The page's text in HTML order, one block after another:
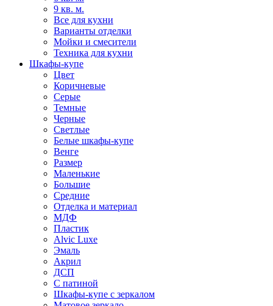
9 кв. м.
Все для кухни
Варианты отделки
Мойки и смесители
Техника для кухни
Шкафы-купе
Цвет
Коричневые
Серые
Темные
Черные
Светлые
Белые шкафы-купе
Венге
Размер
Маленькие
Большие
Средние
Отделка и материал
МДФ
Пластик
Alvic Luxe
Эмаль
Акрил
ДСП
С патиной
Шкафы-купе с зеркалом